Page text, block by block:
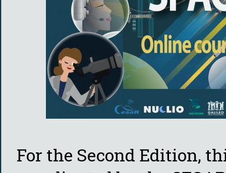
For the Second Edition,